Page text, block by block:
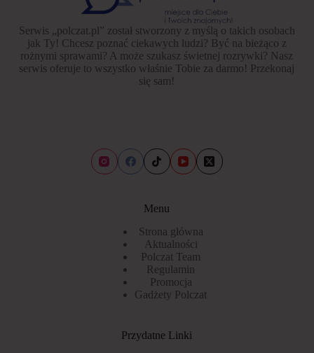
Serwis „polczat.pl” został stworzony z myślą o takich osobach
jak Ty! Chcesz poznać ciekawych ludzi? Być na bieżąco z
rożnymi sprawami? A może szukasz świetnej rozrywki? Nasz
serwis oferuje to wszystko właśnie Tobie za darmo! Przekonaj
się sam!
Menu
Strona główna
Aktualności
Polczat Team
Regulamin
Promocja
Gadżety Polczat
Przydatne Linki